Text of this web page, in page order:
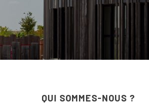
QUI SOMMES-NOUS ?